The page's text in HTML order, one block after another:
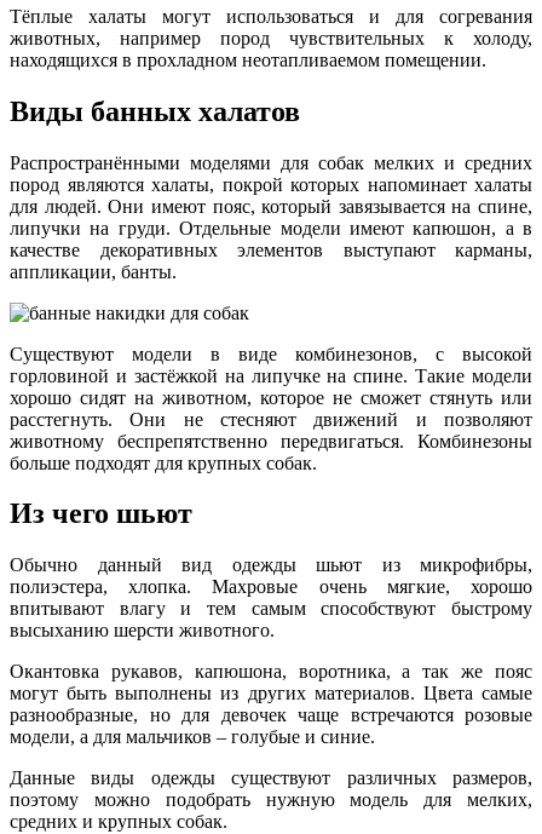
Тёплые халаты могут использоваться и для согревания
животных, например пород чувствительных к холоду,
находящихся в прохладном неотапливаемом помещении.
Виды банных халатов
Распространёнными моделями для собак мелких и средних
пород являются халаты, покрой которых напоминает халаты
для людей. Они имеют пояс, который завязывается на спине,
липучки на груди. Отдельные модели имеют капюшон, а в
качестве декоративных элементов выступают карманы,
аппликации, банты.
Существуют модели в виде комбинезонов, с высокой
горловиной и застёжкой на липучке на спине. Такие модели
хорошо сидят на животном, которое не сможет стянуть или
расстегнуть. Они не стесняют движений и позволяют
животному беспрепятственно передвигаться. Комбинезоны
больше подходят для крупных собак.
Из чего шьют
Обычно данный вид одежды шьют из микрофибры,
полиэстера, хлопка. Махровые очень мягкие, хорошо
впитывают влагу и тем самым способствуют быстрому
высыханию шерсти животного.
Окантовка рукавов, капюшона, воротника, а так же пояс
могут быть выполнены из других материалов. Цвета самые
разнообразные, но для девочек чаще встречаются розовые
модели, а для мальчиков – голубые и синие.
Данные виды одежды существуют различных размеров,
поэтому можно подобрать нужную модель для мелких,
средних и крупных собак.